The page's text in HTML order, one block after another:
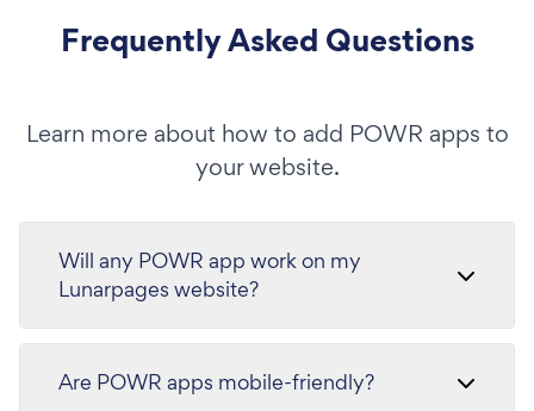
Frequently Asked Questions
Learn more about how to add POWR apps to
your website.
Will any POWR app work on my
Lunarpages website?
Are POWR apps mobile-friendly?